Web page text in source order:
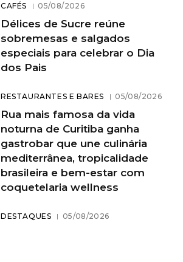
CAFÉS 05/08/2026
Délices de Sucre reúne
sobremesas e salgados
especiais para celebrar o Dia
dos Pais
RESTAURANTES E BARES 05/08/2026
Rua mais famosa da vida
noturna de Curitiba ganha
gastrobar que une culinária
mediterrânea, tropicalidade
brasileira e bem-estar com
coquetelaria wellness
DESTAQUES 05/08/2026